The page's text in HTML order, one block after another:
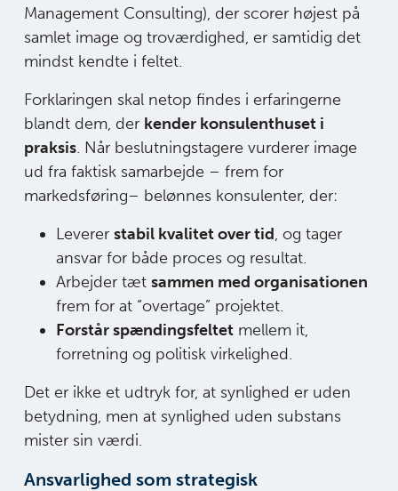
Management Consulting), der scorer højest på
samlet image og troværdighed, er samtidig det
mindst kendte i feltet.
Forklaringen skal netop findes i erfaringerne
blandt dem, der kender konsulenthuset i
praksis. Når beslutningstagere vurderer image
ud fra faktisk samarbejde – frem for
markedsføring– belønnes konsulenter, der:
Leverer stabil kvalitet over tid, og tager
ansvar for både proces og resultat.
Arbejder tæt sammen med organisationen
frem for at “overtage” projektet.
Forstår spændingsfeltet mellem it,
forretning og politisk virkelighed.
Det er ikke et udtryk for, at synlighed er uden
betydning, men at synlighed uden substans
mister sin værdi.
Ansvarlighed som strategisk